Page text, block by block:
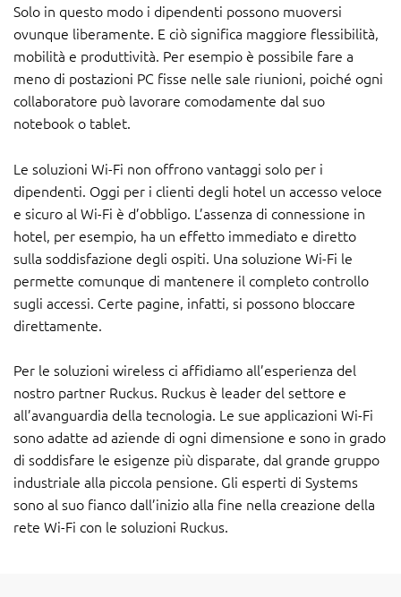
Solo in questo modo i dipendenti possono muoversi
ovunque liberamente. E ciò significa maggiore flessibilità,
mobilità e produttività. Per esempio è possibile fare a
meno di postazioni PC fisse nelle sale riunioni, poiché ogni
collaboratore può lavorare comodamente dal suo
notebook o tablet.
Le soluzioni Wi-Fi non offrono vantaggi solo per i
dipendenti. Oggi per i clienti degli hotel un accesso veloce
e sicuro al Wi-Fi è d’obbligo. L’assenza di connessione in
hotel, per esempio, ha un effetto immediato e diretto
sulla soddisfazione degli ospiti. Una soluzione Wi-Fi le
permette comunque di mantenere il completo controllo
sugli accessi. Certe pagine, infatti, si possono bloccare
direttamente.
Per le soluzioni wireless ci affidiamo all’esperienza del
nostro partner Ruckus. Ruckus è leader del settore e
all’avanguardia della tecnologia. Le sue applicazioni Wi-Fi
sono adatte ad aziende di ogni dimensione e sono in grado
di soddisfare le esigenze più disparate, dal grande gruppo
industriale alla piccola pensione. Gli esperti di Systems
sono al suo fianco dall’inizio alla fine nella creazione della
rete Wi-Fi con le soluzioni Ruckus.